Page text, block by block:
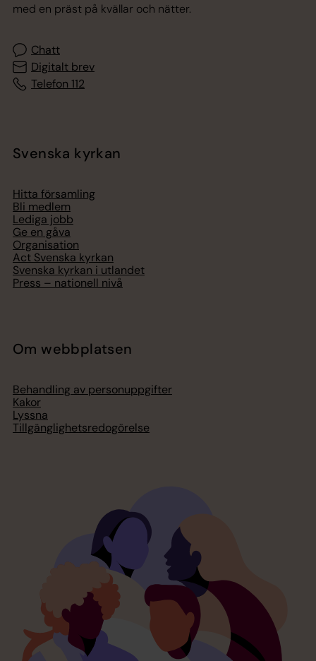
med en präst på kvällar och nätter.
Chatt
Digitalt brev
Telefon 112
Svenska kyrkan
Hitta församling
Bli medlem
Lediga jobb
Ge en gåva
Organisation
Act Svenska kyrkan
Svenska kyrkan i utlandet
Press – nationell nivå
Om webbplatsen
Behandling av personuppgifter
Kakor
Lyssna
Tillgänglighetsredogörelse